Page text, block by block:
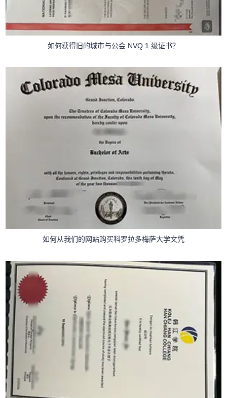
如何获得旧的城市与公会 NVQ 1 级证书？
如何从我们的网站购买科罗拉多梅萨大学文凭